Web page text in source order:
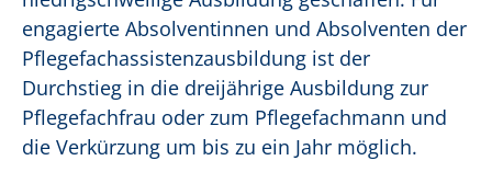
engagierte Absolventinnen und Absolventen der
Pflegefachassistenzausbildung ist der
Durchstieg in die dreijährige Ausbildung zur
Pflegefachfrau oder zum Pflegefachmann und
die Verkürzung um bis zu ein Jahr möglich.